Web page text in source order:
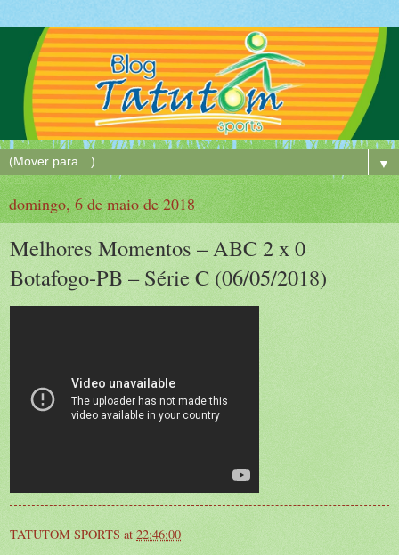
▼
domingo, 6 de maio de 2018
Melhores Momentos – ABC 2 x 0
Botafogo-PB – Série C (06/05/2018)
TATUTOM SPORTS at 22:46:00